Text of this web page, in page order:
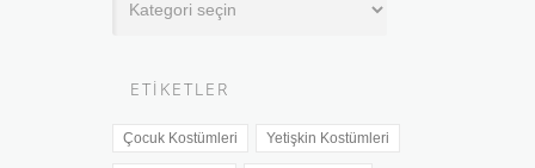
Verdiğimiz
ETIKETLER
Çocuk Kostümleri Yetişkin Kostümleri